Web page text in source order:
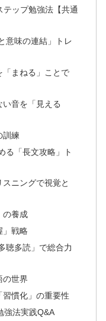
ップ勉強法【共通
意味の連結」トレ
「まねる」ことで
音を「見える
訓練
る「長文攻略」ト
スニングで視覚と
の養成
」戦略
聴多読」で総合力
の世界
慣化」の重要性
強法実践Q&A